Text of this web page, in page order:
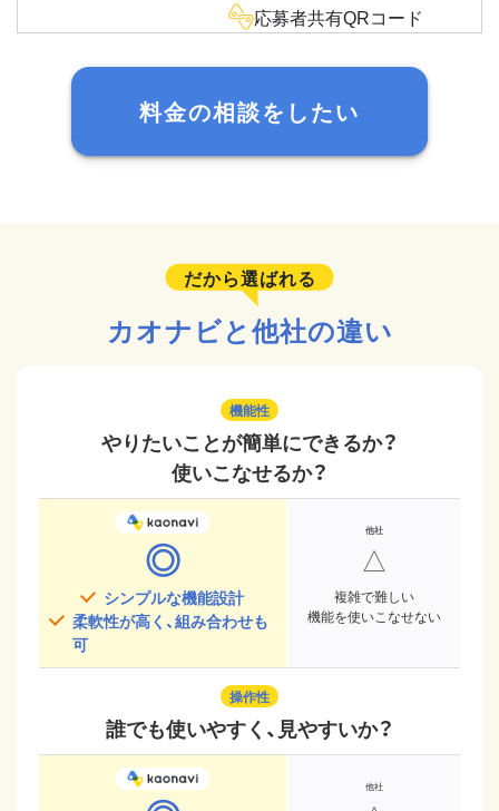
応募者共有QRコード
料金の相談をしたい
だから選ばれる
カオナビと他社の違い
機能性
やりたいことが簡単にできるか？
使いこなせるか？
◎
シンプルな機能設計
柔軟性が高く、組み合わせも
可
△
複雑で難しい
機能を使いこなせない
操作性
誰でも使いやすく、見やすいか？